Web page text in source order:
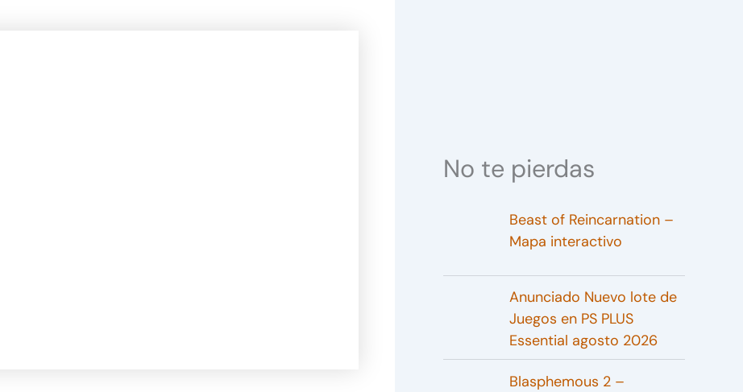
No te pierdas
Beast of Reincarnation –
Mapa interactivo
Anunciado Nuevo lote de
Juegos en PS PLUS
Essential agosto 2026
Blasphemous 2 –